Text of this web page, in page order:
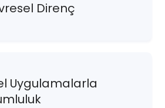
Direnç
Uygulamalarla